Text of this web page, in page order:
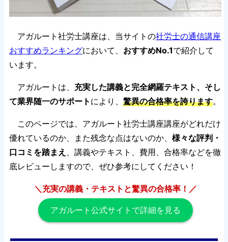
アガルート社労士講座は、当サイトの社労士の通信講座
おすすめランキングにおいて、 おすすめNo.1で紹介して
います。
アガルートは、 充実した講義と完全網羅テキスト、そし
て業界随一のサポート により、 驚異の合格率を誇ります。
このページでは、アガルート社労士講座講座がどれだけ
優れているのか、また残念な点はないのか、 様々な評判・
口コミを踏まえ
、講義やテキスト、費用、合格率などを徹
底レビューしますので、ぜひ参考にしてください！
＼充実の講義・テキストと驚異の合格率！／
アガルート公式サイトで詳細を見る